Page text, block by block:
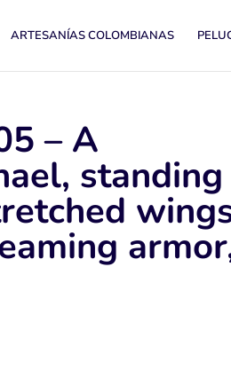
ARTESANÍAS COLOMBIANAS
– A
standing